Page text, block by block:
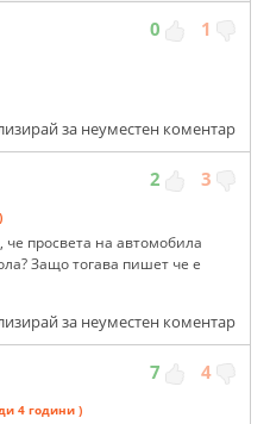
0 1
за неуместен коментар
2 3
просвета на автомобила
Защо тогава пишет че е
за неуместен коментар
7 4
4 години )